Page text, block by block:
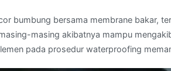
bumbung bersama membrane bakar,
masing akibatnya mampu
pada prosedur waterproofing